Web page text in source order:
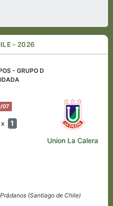
- 2026
- GRUPO D
07
x 1
Union La Calera
(Santiago de Chile)